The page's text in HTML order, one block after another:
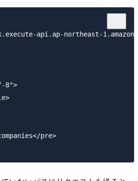
api.ap-northeast-
8">
pre>